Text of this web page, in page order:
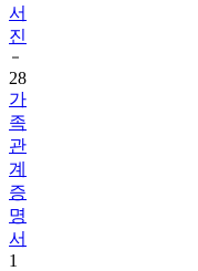
서
진
28
가
족
관
계
증
명
서
1